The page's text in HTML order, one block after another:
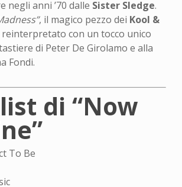
negli anni ’70 dalle Sister Sledge.
, il magico pezzo dei Kool &
reinterpretato con un tocco unico
di Peter De Girolamo e alla
Fondi.
di “Now
To Be